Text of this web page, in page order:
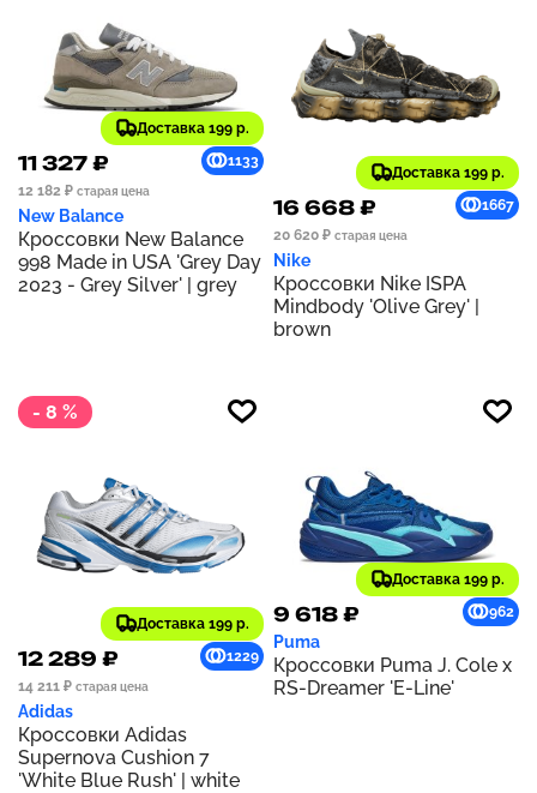
Доставка 199 р.
11 327 ₽
1133
12 182 ₽ старая цена
New Balance
Кроссовки New Balance
998 Made in USA 'Grey Day
2023 - Grey Silver' | grey
Доставка 199 р.
16 668 ₽
1667
20 620 ₽ старая цена
Nike
Кроссовки Nike ISPA
Mindbody 'Olive Grey' |
brown
- 8 %
Доставка 199 р.
12 289 ₽
1229
14 211 ₽ старая цена
Adidas
Кроссовки Adidas
Supernova Cushion 7
'White Blue Rush' | white
Доставка 199 р.
9 618 ₽ 962
Puma
Кроссовки Puma J. Cole x
RS-Dreamer 'E-Line'